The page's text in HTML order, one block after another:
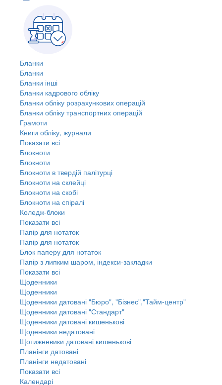
Бланки
Бланки
Бланки інші
Бланки кадрового обліку
Бланки обліку розрахункових операцій
Бланки обліку транспортних операцій
Грамоти
Книги обліку, журнали
Показати всі
Блокноти
Блокноти
Блокноти в твердій палітурці
Блокноти на склейці
Блокноти на скобі
Блокноти на спіралі
Коледж-блоки
Показати всі
Папір для нотаток
Папір для нотаток
Блок паперу для нотаток
Папір з липким шаром, індекси-закладки
Показати всі
Щоденники
Щоденники
Щоденники датовані "Бюро", "Бізнес","Тайм-центр"
Щоденники датовані "Стандарт"
Щоденники датовані кишенькові
Щоденники недатовані
Щотижневики датовані кишенькові
Планінги датовані
Планінги недатовані
Показати всі
Календарі